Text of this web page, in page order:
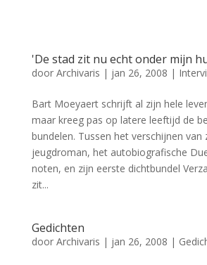
'De stad zit nu echt onder mijn
door Archivaris | jan 26, 2008 |
Bart Moeyaert schrijft al zijn hele
maar kreeg pas op latere leeftijd de
bundelen. Tussen het verschijnen van
jeugdroman, het autobiografische
noten, en zijn eerste dichtbundel
zit...
Gedichten
door Archivaris | jan 26, 2008 |